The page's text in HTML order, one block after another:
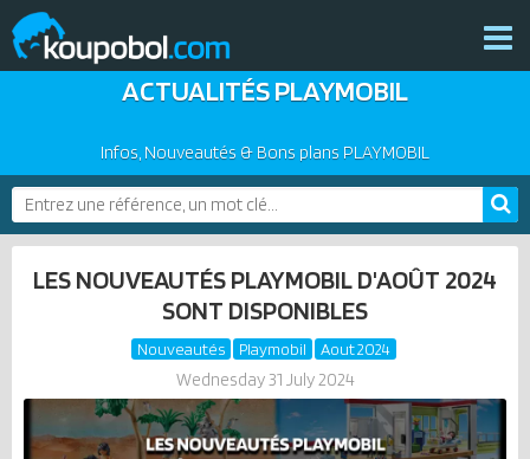
THÈMES
PLAYMOBIL 2026
BONS PLANS
PRODUITS COMPLÉMENTAIRES
ASSOCIATIONS DE FANS
EXPOSITIONS PLAYMOBIL
CATALOGUES PLAYMOBIL
LES PLAYMOBIL LES PLUS CHERS
DERNIERS PLAYMOBIL AJOUTÉS
ACTUALITÉS PLAYMOBIL
Infos, Nouveautés & Bons plans PLAYMOBIL
LES NOUVEAUTÉS PLAYMOBIL D'AOÛT 2024
SONT DISPONIBLES
Nouveautés Playmobil Aout 2024
Wednesday 31 July 2024